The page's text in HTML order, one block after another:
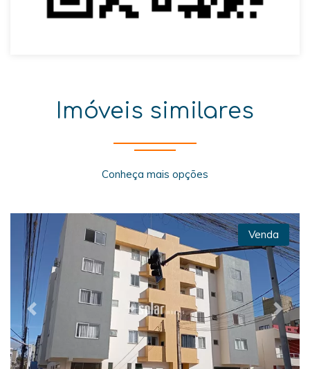
Imóveis similares
Conheça mais opções
Previous Next
Venda